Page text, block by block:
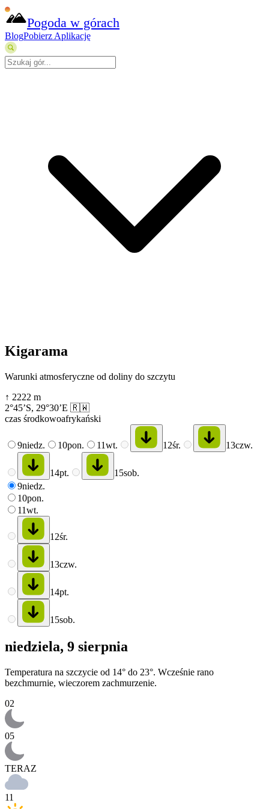
Pogoda w górach
BlogPobierz Aplikację
Kigarama
Warunki atmosferyczne od doliny do szczytu
↑ 2222 m
2°45’S, 29°30’E 🇷🇼
czas środkowoafrykański
9niedz. 10pon. 11wt. 12śr. 13czw.
14pt. 15sob.
9niedz.
10pon.
11wt.
12śr.
13czw.
14pt.
15sob.
niedziela, 9 sierpnia
Temperatura na szczycie od 14° do 23°. Wcześnie rano
bezchmurnie, wieczorem zachmurzenie.
02
05
TERAZ
11